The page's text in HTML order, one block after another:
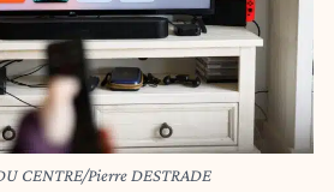
CENTRE/Pierre DESTRADE